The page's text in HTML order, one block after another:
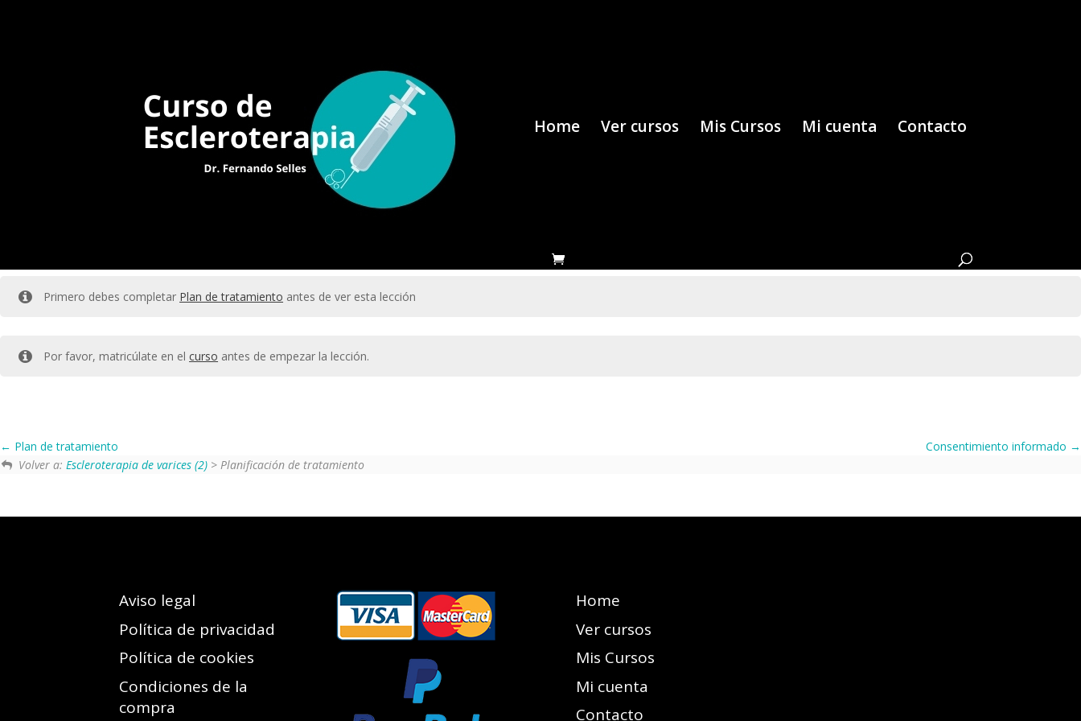
Home Ver cursos Mis Cursos Mi cuenta Contacto
Primero debes completar Plan de tratamiento antes de ver esta lección
Por favor, matricúlate en elcurso antes de empezar la lección.
Plan de tratamiento
Consentimiento informado
Volver a: Escleroterapia de varices (2)> Planificación de tratamiento
Aviso legal
Política de privacidad
Política de cookies
Condiciones de la
compra
Home
Ver cursos
Mis Cursos
Mi cuenta
Contacto